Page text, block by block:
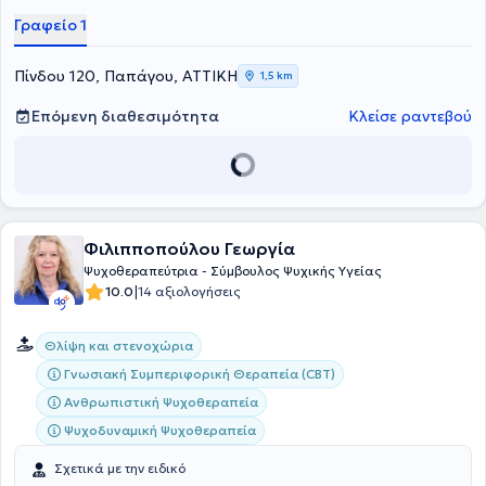
Γραφείο 1
Πίνδου 120, Παπάγου, ΑΤΤΙΚΗ 1,5 km
Επόμενη διαθεσιμότητα Κλείσε ραντεβού
Φιλιπποπούλου Γεωργία
Ψυχοθεραπεύτρια - Σύμβουλος Ψυχικής Υγείας
10.0|14 αξιολογήσεις
Θλίψη και στενοχώρια
Γνωσιακή Συμπεριφορική Θεραπεία (CBT)
Ανθρωπιστική Ψυχοθεραπεία
Ψυχοδυναμική Ψυχοθεραπεία
Σχετικά με την ειδικό